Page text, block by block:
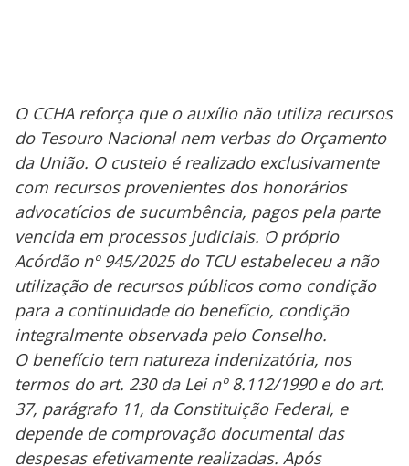
O CCHA reforça que o auxílio não utiliza recursos
do Tesouro Nacional nem verbas do Orçamento
da União. O custeio é realizado exclusivamente
com recursos provenientes dos honorários
advocatícios de sucumbência, pagos pela parte
vencida em processos judiciais. O próprio
Acórdão nº 945/2025 do TCU estabeleceu a não
utilização de recursos públicos como condição
para a continuidade do benefício, condição
integralmente observada pelo Conselho.
O benefício tem natureza indenizatória, nos
termos do art. 230 da Lei nº 8.112/1990 e do art.
37, parágrafo 11, da Constituição Federal, e
depende de comprovação documental das
despesas efetivamente realizadas. Após